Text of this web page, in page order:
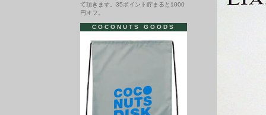
て頂きます。35ポイント貯まると1000
円オフ。
COCONUTS GOODS